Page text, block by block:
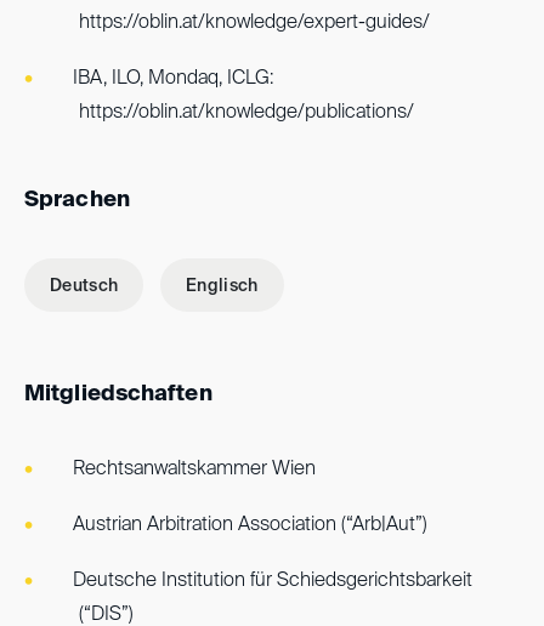
https://oblin.at/knowledge/expert-guides/
IBA, ILO, Mondaq, ICLG:
https://oblin.at/knowledge/publications/
Sprachen
Deutsch Englisch
Mitgliedschaften
Rechtsanwaltskammer Wien
Austrian Arbitration Association (“Arb|Aut”)
Deutsche Institution für Schiedsgerichtsbarkeit
(“DIS”)